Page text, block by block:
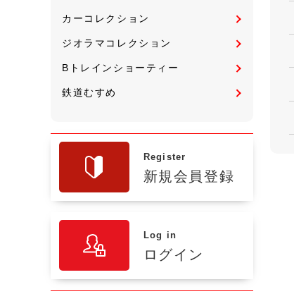
カーコレクション
ジオラマコレクション
Bトレインショーティー
鉄道むすめ
Register
新規会員登録
Log in
ログイン